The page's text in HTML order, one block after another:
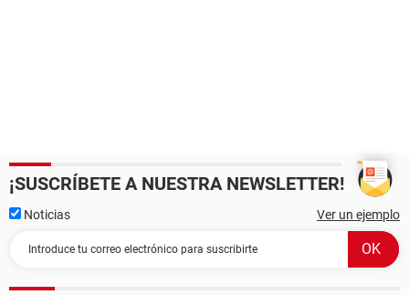
¡SUSCRÍBETE A NUESTRA NEWSLETTER!
Noticias Ver un ejemplo